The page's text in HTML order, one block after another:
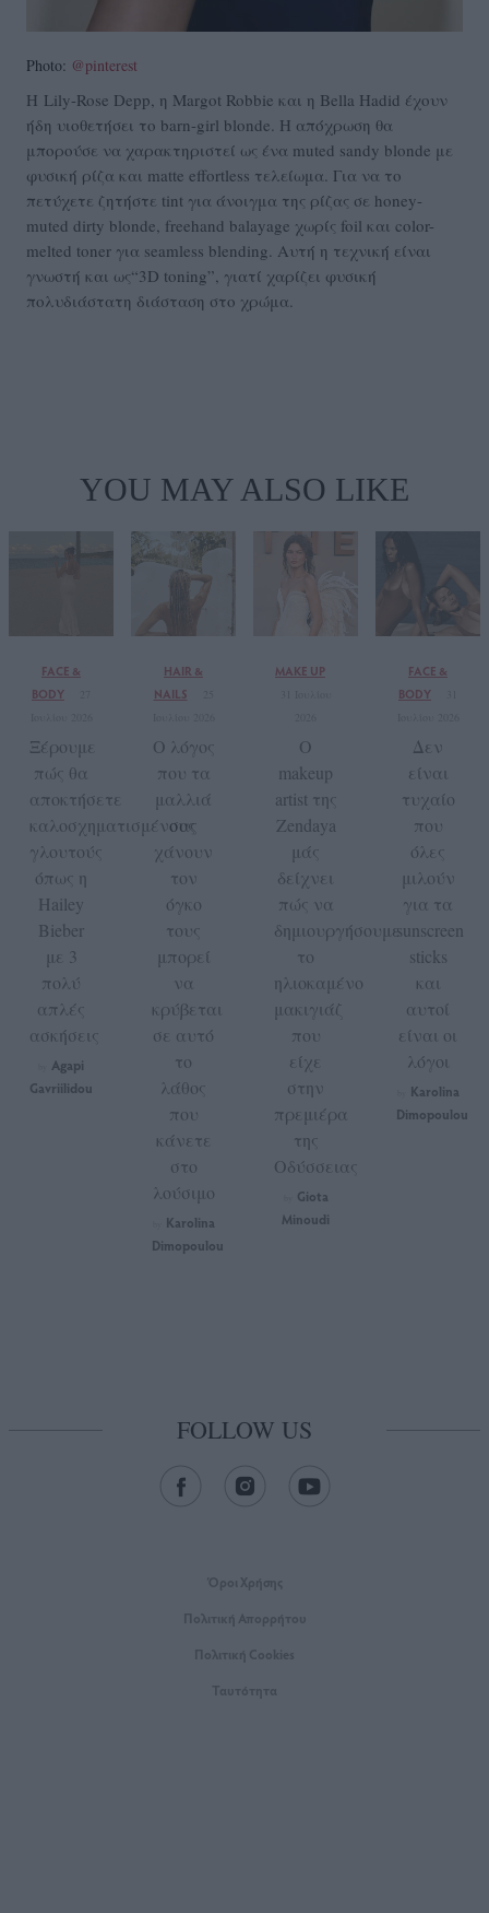
Photo: @pinterest
H Lily-Rose Depp, η Margot Robbie και η Bella Hadid έχουν
ήδη υιοθετήσει το barn-girl blonde. Η απόχρωση θα
μπορούσε να χαρακτηριστεί ως ένα muted sandy blonde με
φυσική ρίζα και matte effortless τελείωμα. Για να το
πετύχετε ζητήστε tint για άνοιγμα της ρίζας σε honey-
muted dirty blonde, freehand balayage χωρίς foil και color-
melted toner για seamless blending. Αυτή η τεχνική είναι
γνωστή και ως“3D toning”, γιατί χαρίζει φυσική
πολυδιάστατη διάσταση στο χρώμα.
YOU MAY ALSO LIKE
FACE &
BODY
Ξέρουμε
πώς θα
αποκτήσετε
καλοσχηματισμένους
γλουτούς
όπως η
Hailey
Bieber
με 3
πολύ
απλές
ασκήσεις
Agapi
Gavriilidou
HAIR &
NAILS
Ο λόγος
που τα
μαλλιά
σας
χάνουν
τον
όγκο
τους
μπορεί
να
κρύβεται
σε αυτό
το
λάθος
που
κάνετε
στο
λούσιμο
Karolina
Dimopoulou
MAKE UP
Ο
makeup
artist της
Zendaya
μάς
δείχνει
πώς να
δημιουργήσουμε
το
ηλιοκαμένο
μακιγιάζ
που
είχε
στην
πρεμιέρα
της
Οδύσσειας
Giota
Minoudi
FACE &
BODY
Δεν
είναι
τυχαίο
που
όλες
μιλούν
για τα
sunscreen
sticks
και
αυτοί
είναι οι
λόγοι
Karolina
Dimopoulou
FOLLOW US
Όροι Xρήσης
Πολιτική Απορρήτου
Πολιτική Cookies
Ταυτότητα